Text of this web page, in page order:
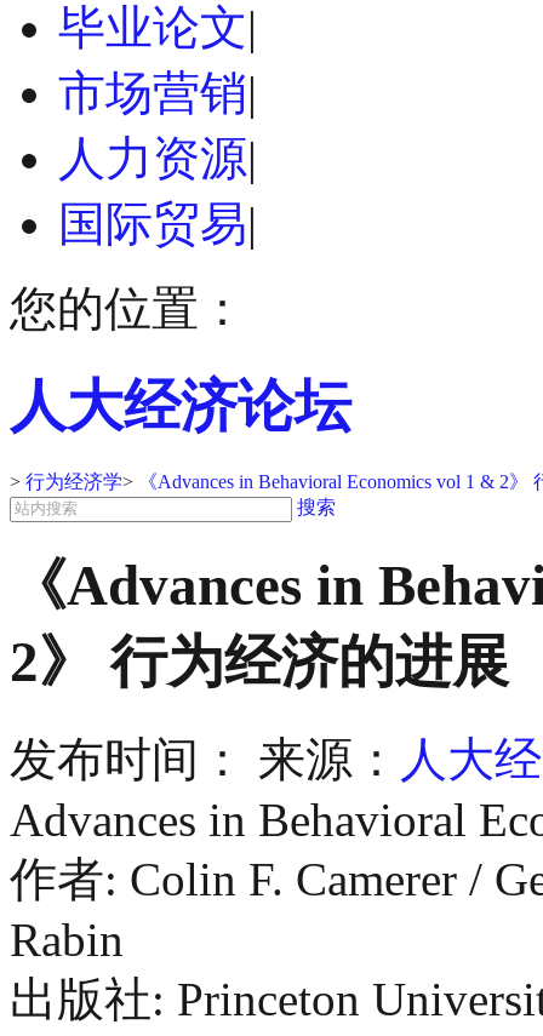
毕业论文|
市场营销|
人力资源|
国际贸易|
您的位置：
人大经济论坛
> 行为经济学>
《Advances in Behavioral Economics vol 1 & 2
搜索
《Advances in
2》 行为经济的进展
发布时间： 来源： 人大
Advances in Behavioral
作者: Colin F. Camerer /
Rabin
出版社: Princeton